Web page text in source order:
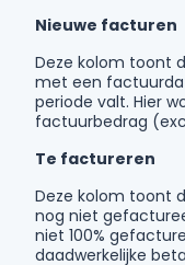
Nieuwe facturen
Deze kolom toont
met een
periode valt. Hier
factuurbedrag
Te factureren
Deze kolom toont
nog niet
niet 100%
daadwerkelijke